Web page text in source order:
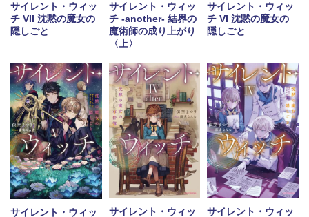
サイレント・ウィッ
チ VII 沈黙の魔女の
隠しごと
サイレント・ウィッ
チ -another- 結界の
魔術師の成り上がり
〈上〉
サイレント・ウィッ
チ VI 沈黙の魔女の
隠しごと
サイレント・ウィッ
サイレント・ウィッ
サイレント・ウィッ